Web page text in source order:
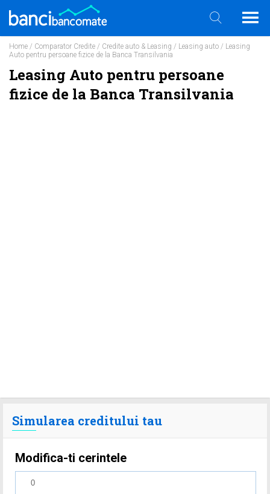
Home / Comparator Credite / Credite auto & Leasing / Leasing auto / Leasing
Auto pentru persoane fizice de la Banca Transilvania
Leasing Auto pentru persoane
fizice de la Banca Transilvania
Simularea creditului tau
Modifica-ti cerintele